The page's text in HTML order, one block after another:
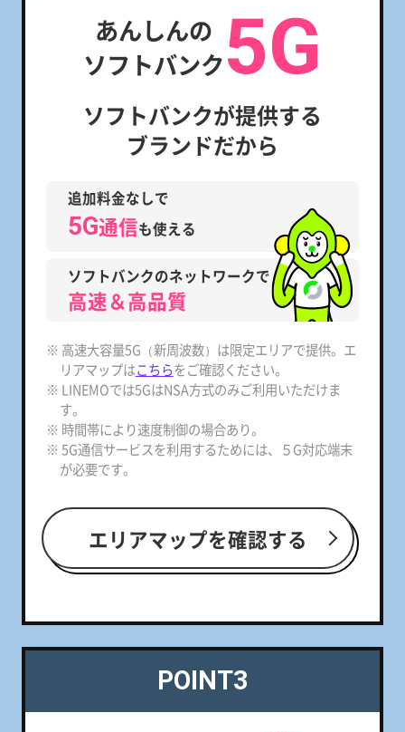
あんしんの
ソフトバンク5G
ソフトバンクが提供する
ブランドだから
追加料金なしで
5G通信も使える
ソフトバンクのネットワークで
高速＆高品質
※ 高速大容量5G（新周波数）は限定エリアで提供。エ
リアマップはこちらをご確認ください。
※ LINEMOでは5GはNSA方式のみご利用いただけま
す。
※ 時間帯により速度制御の場合あり。
※ 5G通信サービスを利用するためには、５G対応端末
が必要です。
エリアマップを確認する
POINT3